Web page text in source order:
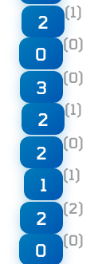
2 (1)
0 (0)
3 (0)
2 (1)
2 (0)
1 (1)
2 (2)
0 (0)